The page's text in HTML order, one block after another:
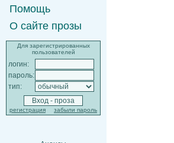
Помощь
О сайте прозы
Для зарегистрированных
пользователей
логин:
пароль:
тип:
регистрация забыли пароль